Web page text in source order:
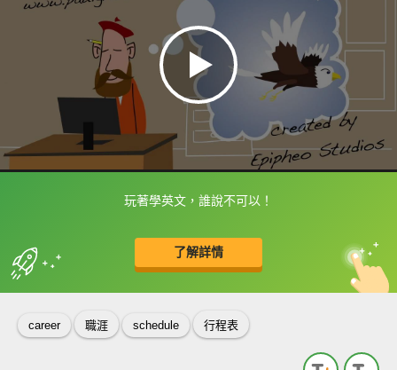
玩著學英文，誰說不可以！
了解詳情
框選或點兩下字幕可以直接查字典喔！
收錄佳句 中
英
career 職涯 schedule 行程表